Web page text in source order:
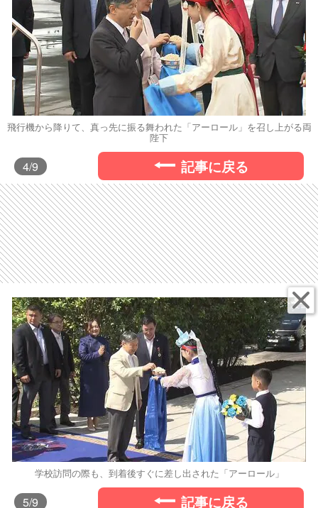
飛行機から降りて、真っ先に振る舞われた「アーロール」を召し上がる両
陛下
4/9 記事に戻る
学校訪問の際も、到着後すぐに差し出された「アーロール」
5/9 記事に戻る